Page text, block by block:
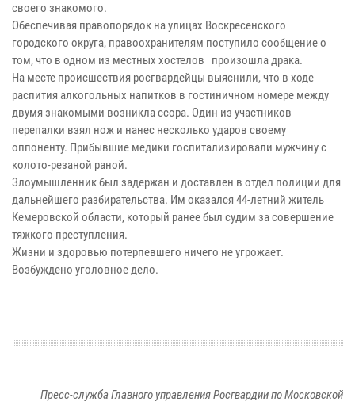
своего знакомого.
Обеспечивая правопорядок на улицах Воскресенского
городского округа, правоохранителям поступило сообщение о
том, что в одном из местных хостелов произошла драка.
На месте происшествия росгвардейцы выяснили, что в ходе
распития алкогольных напитков в гостиничном номере между
двумя знакомыми возникла ссора. Один из участников
перепалки взял нож и нанес несколько ударов своему
оппоненту. Прибывшие медики госпитализировали мужчину с
колото-резаной раной.
Злоумышленник был задержан и доставлен в отдел полиции для
дальнейшего разбирательства. Им оказался 44-летний житель
Кемеровской области, который ранее был судим за совершение
тяжкого преступления.
Жизни и здоровью потерпевшего ничего не угрожает.
Возбуждено уголовное дело.
Пресс-служба Главного управления Росгвардии по Московской